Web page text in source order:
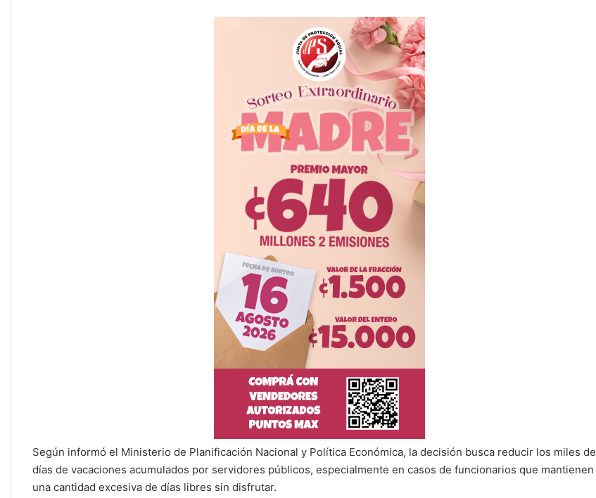
Según informó el Ministerio de Planificación Nacional y Política Económica, la decisión busca reducir los miles de
días de vacaciones acumulados por servidores públicos, especialmente en casos de funcionarios que mantienen
una cantidad excesiva de días libres sin disfrutar.